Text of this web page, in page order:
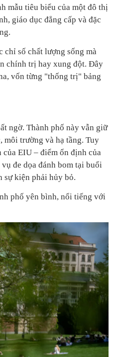
mẫu tiêu biểu của một đô thị
giáo dục đẳng cấp và đặc
chỉ số chất lượng sống mà
chính trị hay xung đột. Đây
vốn từng "thống trị" bảng
ngờ. Thành phố này vẫn giữ
môi trường và hạ tầng. Tuy
của EIU – điểm ổn định của
đe dọa đánh bom tại buổi
sự kiện phải hủy bỏ.
phố yên bình, nổi tiếng với